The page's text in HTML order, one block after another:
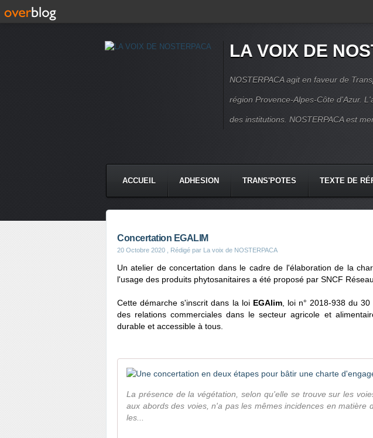
LA VOIX DE
NOSTERPACA agit en faveur de
région Provence-Alpes-Côte d'Azur.
des institutions. NOSTERPACA est
ACCUEIL ADHESION TRANS'POTES TEXTE DE
Concertation EGALIM
20 Octobre 2020 , Rédigé par La voix de NOSTERPACA
Un atelier de concertation dans le cadre de l'élaboration de la
l'usage des produits phytosanitaires a été proposé par SNCF
Cette démarche s'inscrit dans la loi EGAlim, loi n° 2018-938 du
des relations commerciales dans le secteur agricole et
durable et accessible à tous.
La présence de la végétation, selon qu'elle se trouve sur les
aux abords des voies, n'a pas les mêmes incidences en matière
les...